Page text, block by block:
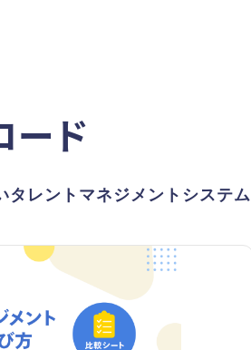
ード
タレントマネジメントシステム